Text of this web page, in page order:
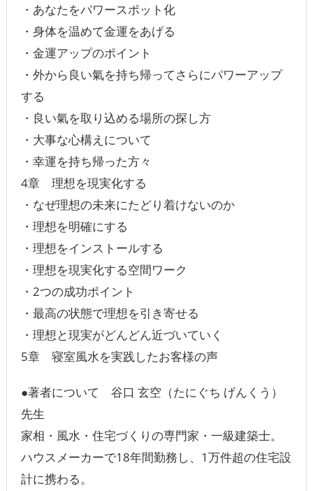
・あなたをパワースポット化
・身体を温めて金運をあげる
・金運アップのポイント
・外から良い氣を持ち帰ってさらにパワーアップ
する
・良い氣を取り込める場所の探し方
・大事な心構えについて
・幸運を持ち帰った方々
4章 理想を現実化する
・なぜ理想の未来にたどり着けないのか
・理想を明確にする
・理想をインストールする
・理想を現実化する空間ワーク
・2つの成功ポイント
・最高の状態で理想を引き寄せる
・理想と現実がどんどん近づいていく
5章 寝室風水を実践したお客様の声
●著者について 谷口 玄空（たにぐち げんくう）
先生
家相・風水・住宅づくりの専門家・一級建築士。
ハウスメーカーで18年間勤務し、1万件超の住宅設
計に携わる。